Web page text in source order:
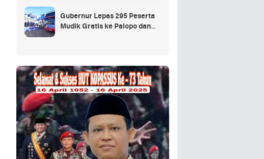
Gubernur Lepas 295 Peserta
Mudik Gratis ke Palopo dan